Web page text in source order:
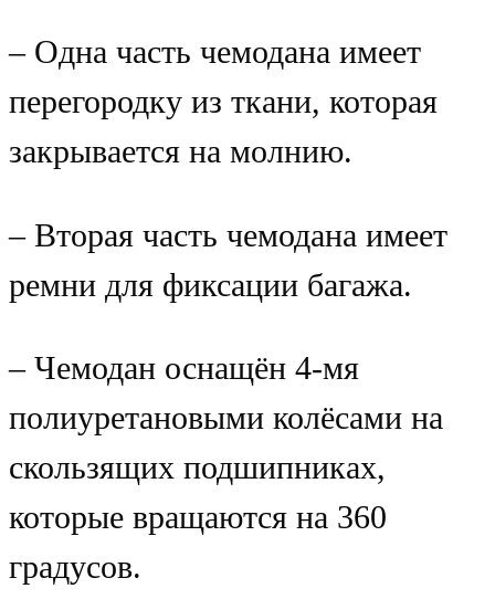
– Одна часть чемодана имеет
перегородку из ткани, которая
закрывается на молнию.
– Вторая часть чемодана имеет
ремни для фиксации багажа.
– Чемодан оснащён 4-мя
полиуретановыми колёсами на
скользящих подшипниках,
которые вращаются на 360
градусов.